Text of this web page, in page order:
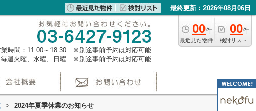
最終更新：2026年08月06日
00件
最近見た物件
00件
検討リスト
業時間：11:00～18:30 ※別途事前予約は対応可能
毎週火曜、水曜、日曜 ※別途事前予約は対応可能
> 2024年夏季休業のお知らせ